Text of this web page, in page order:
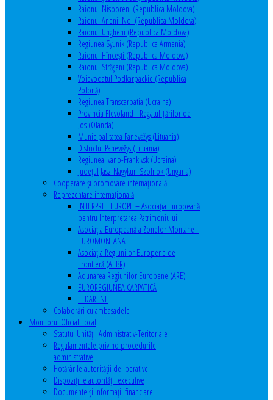
Raionul Nisporeni (Republica Moldova)
Raionul Anenii Noi (Republica Moldova)
Raionul Ungheni (Republica Moldova)
Regiunea Syunik (Republica Armenia)
Raionul Hîncești (Republica Moldova)
Raionul Străşeni (Republica Moldova)
Voievodatul Podkarpackie (Republica
Polonă)
Regiunea Transcarpatia (Ucraina)
Provincia Flevoland - Regatul Ţărilor de
Jos (Olanda)
Municipalitatea Panevėžys (Lituania)
Districtul Panevėžys (Lituania)
Regiunea Ivano-Frankivsk (Ucraina)
Judeţul Jasz-Nagykun-Szolnok (Ungaria)
Cooperare şi promovare internaţională
Reprezentare internaţională
INTERPRET EUROPE – Asociația Europeană
pentru Interpretarea Patrimoniului
Asociația Europeană a Zonelor Montane -
EUROMONTANA
Asociația Regiunilor Europene de
Frontieră (AEBR)
Adunarea Regiunilor Europene (ARE)
EUROREGIUNEA CARPATICĂ
FEDARENE
Colaborări cu ambasadele
Monitorul Oficial Local
Statutul Unităţii Administrativ-Teritoriale
Regulamentele privind procedurile
administrative
Hotărârile autorităţii deliberative
Dispoziţiile autorităţii executive
Documente şi informaţii financiare